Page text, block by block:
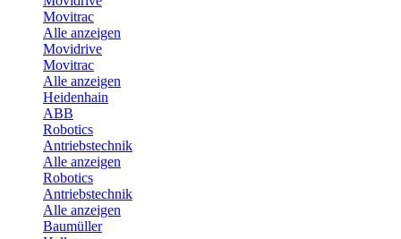
Movitrac
Alle anzeigen
Movidrive
Movitrac
Alle anzeigen
Heidenhain
ABB
Robotics
Antriebstechnik
Alle anzeigen
Robotics
Antriebstechnik
Alle anzeigen
Baumüller